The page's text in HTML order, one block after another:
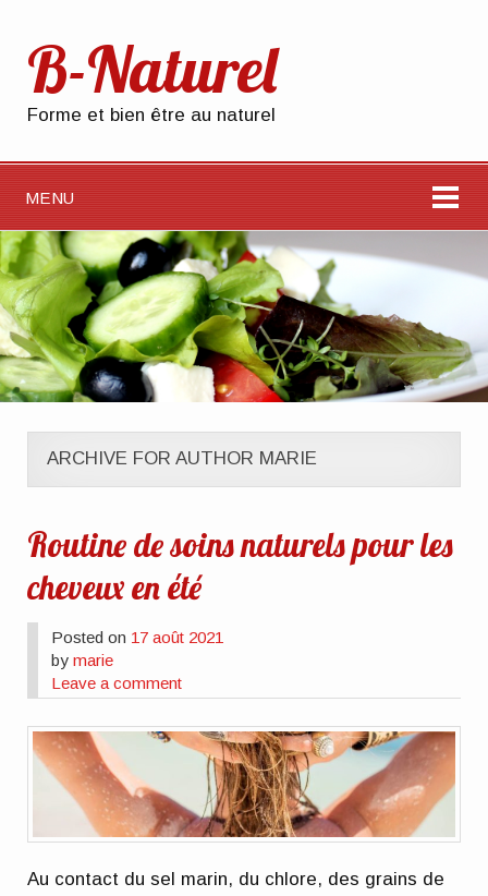
B-Naturel
Forme et bien être au naturel
MENU
ARCHIVE FOR AUTHOR MARIE
Routine de soins naturels pour les
cheveux en été
Posted on 17 août 2021
bymarie
Leave a comment
Au contact du sel marin, du chlore, des grains de